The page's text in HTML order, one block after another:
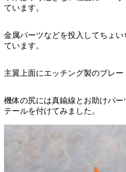
ています。
金属パーツなどを投入してちょ
ています。
主翼上面にエッチング製のブレー
機体の尻には真鍮線とお助けパ
テールを付けてみました。